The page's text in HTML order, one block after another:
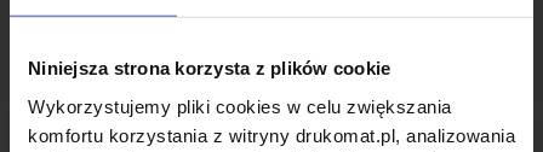
Niniejsza strona korzysta z plików cookie
Wykorzystujemy pliki cookies w celu zwiększania
komfortu korzystania z witryny drukomat.pl, analizowania
Odezwij się do nas, aby omówić
Skontaktuj się